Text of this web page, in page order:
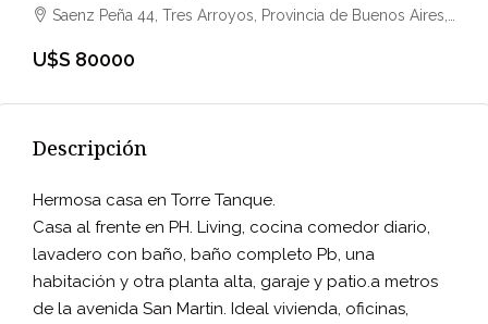
Saenz Peña 44, Tres Arroyos, Provincia de Buenos Aires, Argentina
U$S 80000
Descripción
Hermosa casa en Torre Tanque.
Casa al frente en PH. Living, cocina comedor diario,
lavadero con baño, baño completo Pb, una
habitación y otra planta alta, garaje y patio.a metros
de la avenida San Martin. Ideal vivienda, oficinas,